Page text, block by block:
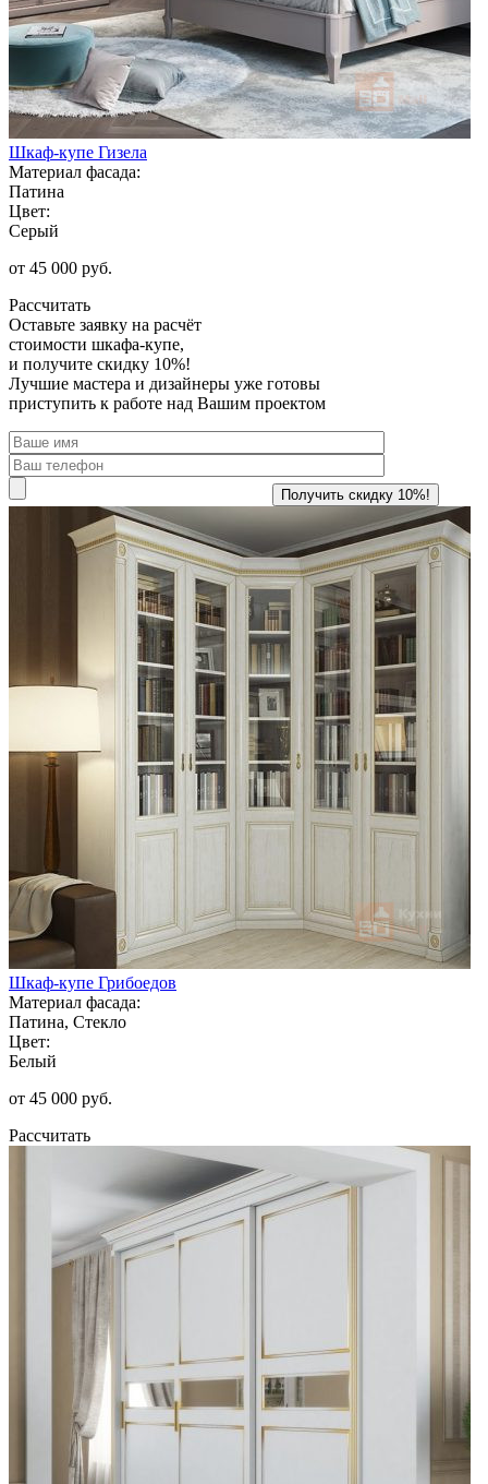
Шкаф-купе Гизела
Материал фасада:
Патина
Цвет:
Серый
от 45 000 руб.
Рассчитать
Оставьте заявку на расчёт
стоимости шкафа-купе,
и получите скидку 10%!
Лучшие мастера и дизайнеры уже готовы
приступить к работе над Вашим проектом
Шкаф-купе Грибоедов
Материал фасада:
Патина, Стекло
Цвет:
Белый
от 45 000 руб.
Рассчитать